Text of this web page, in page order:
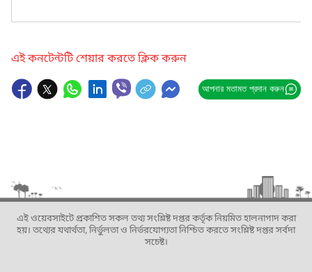
এই কনটেন্টটি শেয়ার করতে ক্লিক করুন
আপনার মতামত প্রদান করুন
এই ওয়েবসাইটে প্রকাশিত সকল তথ্য সংশ্লিষ্ট দপ্তর কর্তৃক নিয়মিত হালনাগাদ করা
হয়। তথ্যের যথার্থতা, নির্ভুলতা ও নির্ভরযোগ্যতা নিশ্চিত করতে সংশ্লিষ্ট দপ্তর সর্বদা
সচেষ্ট।